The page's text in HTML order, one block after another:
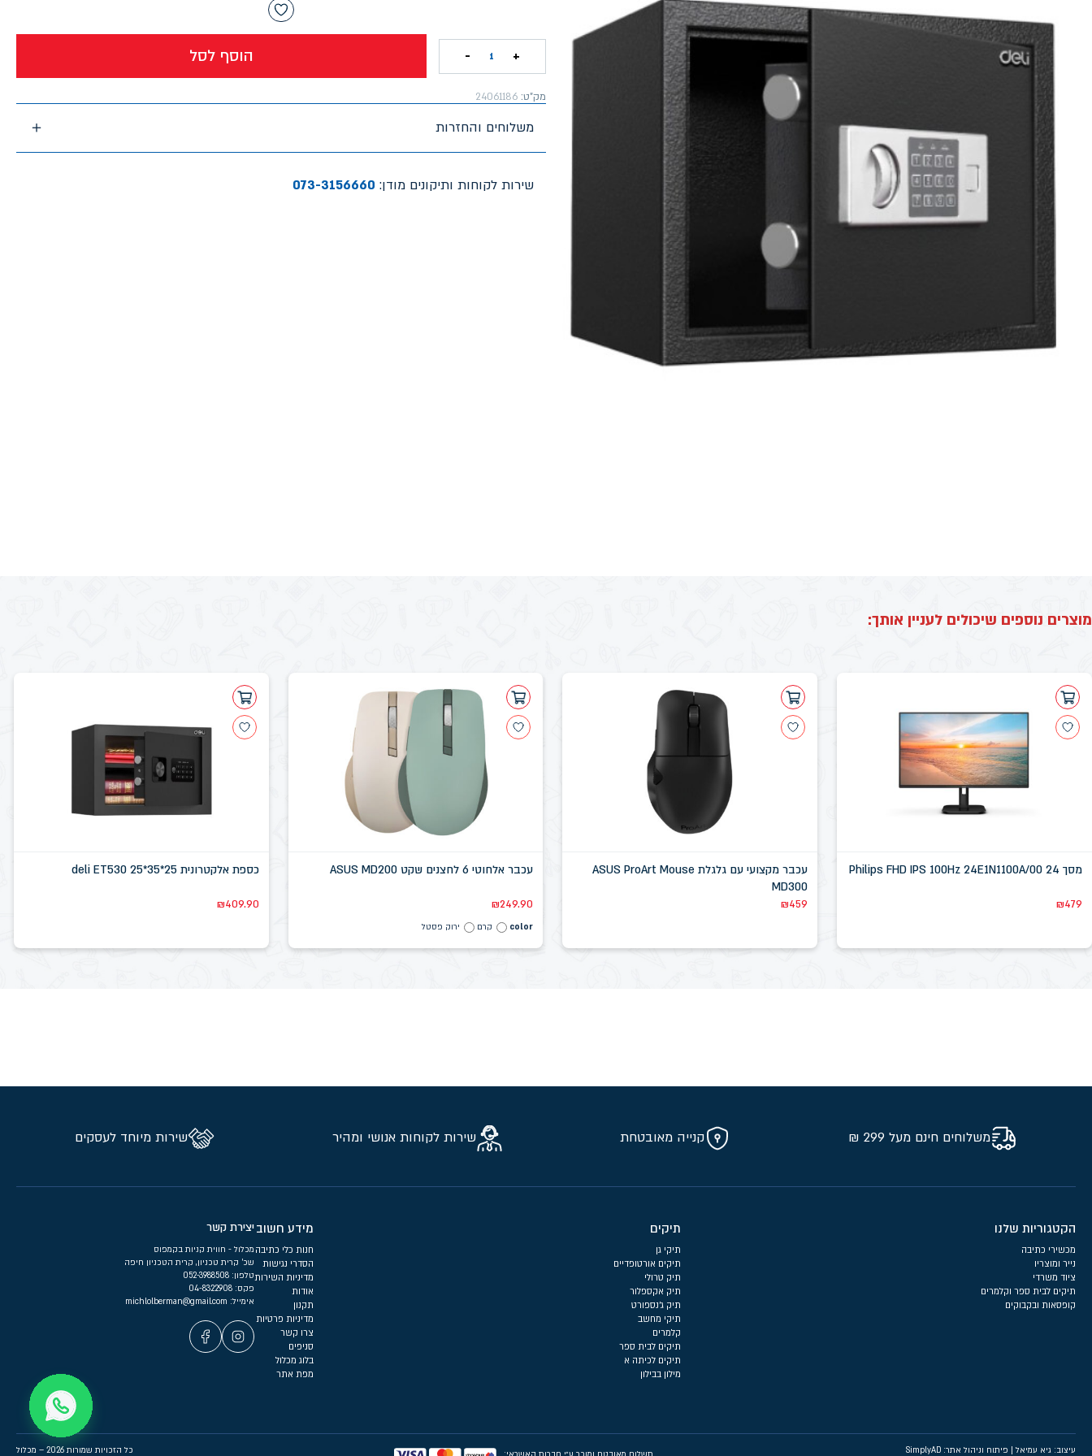
הוסף לסל +
1
-
מק"ט: 24061186
משלוחים והחזרות
שירות לקוחות ותיקונים מודן: 073-3156660
מוצרים נוספים שיכולים לעניין אותך:
מסך Philips FHD IPS 100Hz 24E1N1100A/00 24
₪479
עכבר מקצועי עם גלגלת ASUS ProArt Mouse
MD300
₪459
עכבר אלחוטי 6 לחצנים שקט ASUS MD200
₪249.90
color קרם ירוק פסטל
כספת אלקטרונית deli ET530 25*35*25
₪409.90
משלוחים חינם מעל 299 ₪ קנייה מאובטחת שירות לקוחות אנושי ומהיר שירות מיוחד לעסקים
הקטגוריות שלנו
מכשירי כתיבה
נייר ומוצריו
ציוד משרדי
תיקים לבית ספר וקלמרים
קופסאות ובקבוקים
תיקים
תיקי גן
תיקים אורטופדיים
תיק טרולי
תיק אקספלור
תיק ג'נספורט
תיקי מחשב
קלמרים
תיקים לבית ספר
תיקים לכיתה א
מילון בבילון
מידע חשוב
חנות כלי כתיבה
הסדרי נגישות
מדיניות השירות
אודות
תקנון
מדיניות פרטיות
צרו קשר
סניפים
בלוג מכלול
מפת אתר
יצירת קשר
מכלול - חווית קניות בקמפוס
שכ’ קרית טכניון, קרית הטכניון חיפה
טלפון:
פקס: 04-8322908
אימייל:
עיצוב: גיא עמיאל | פיתוח וניהול אתר: SimplyAD כל הזכויות שמורות 2026 – מכלול